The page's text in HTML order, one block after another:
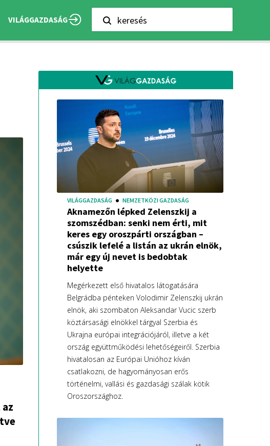
VILÁGGAZDASÁG keresés
VILÁGGAZDASÁG NEMZETKÖZI GAZDASÁG
Aknamezőn lépked Zelenszkij a
szomszédban: senki nem érti, mit
keres egy oroszpárti országban –
csúszik lefelé a listán az ukrán elnök,
már egy új nevet is bedobtak
helyette
Megérkezett első hivatalos látogatására
Belgrádba pénteken Volodimir Zelenszkij ukrán
elnök, aki szombaton Aleksandar Vucic szerb
köztársasági elnökkel tárgyal Szerbia és
Ukrajna európai integrációjáról, illetve a két
ország együttműködési lehetőségeiről. Szerbia
hivatalosan az Európai Unióhoz kíván
csatlakozni, de hagyományosan erős
történelmi, vallási és gazdasági szálak kötik
Oroszországhoz.